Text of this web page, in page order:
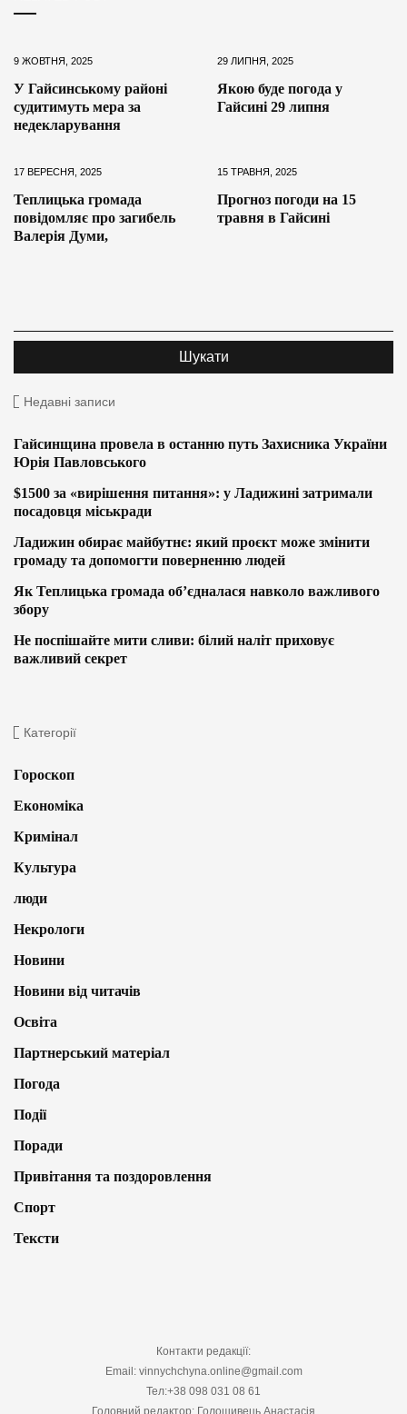
9 ЖОВТНЯ, 2025
У Гайсинському районі
судитимуть мера за
недекларування
29 ЛИПНЯ, 2025
Якою буде погода у
Гайсині 29 липня
17 ВЕРЕСНЯ, 2025
Теплицька громада
повідомляє про загибель
Валерія Думи,
15 ТРАВНЯ, 2025
Прогноз погоди на 15
травня в Гайсині
Недавні записи
Гайсинщина провела в останню путь Захисника України
Юрія Павловського
$1500 за «вирішення питання»: у Ладижині затримали
посадовця міськради
Ладижин обирає майбутнє: який проєкт може змінити
громаду та допомогти поверненню людей
Як Теплицька громада об’єдналася навколо важливого
збору
Не поспішайте мити сливи: білий наліт приховує
важливий секрет
Категорії
Гороскоп
Економіка
Кримінал
Культура
люди
Некрологи
Новини
Новини від читачів
Освіта
Партнерський матеріал
Погода
Події
Поради
Привітання та поздоровлення
Спорт
Тексти
Контакти редакції:
Email: vinnychchyna.online@gmail.com
Тел:+38 098 031 08 61
Головний редактор: Голошивець Анастасія